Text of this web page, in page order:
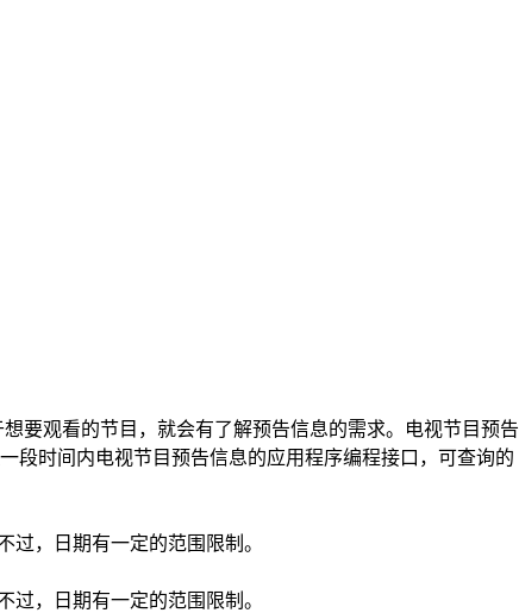
要观看的节目，就会有了解预告信息的需求。电视节目预告
时间内电视节目预告信息的应用程序编程接口，可查询的
，日期有一定的范围限制。
，日期有一定的范围限制。